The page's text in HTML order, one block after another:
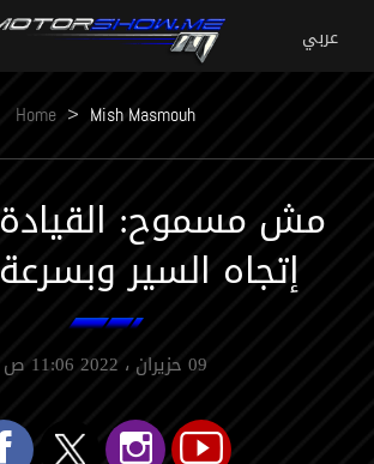
Home > Mish Masmouh
مش مسموح:
إتجاه السير
09 حزيران ، 2022 11:06 ص